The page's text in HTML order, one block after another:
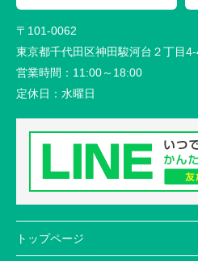
〒101-0062
東京都千代田区神田駿河台２丁目
営業時間： 11:00～18:00
定休日： 水曜日
トップページ